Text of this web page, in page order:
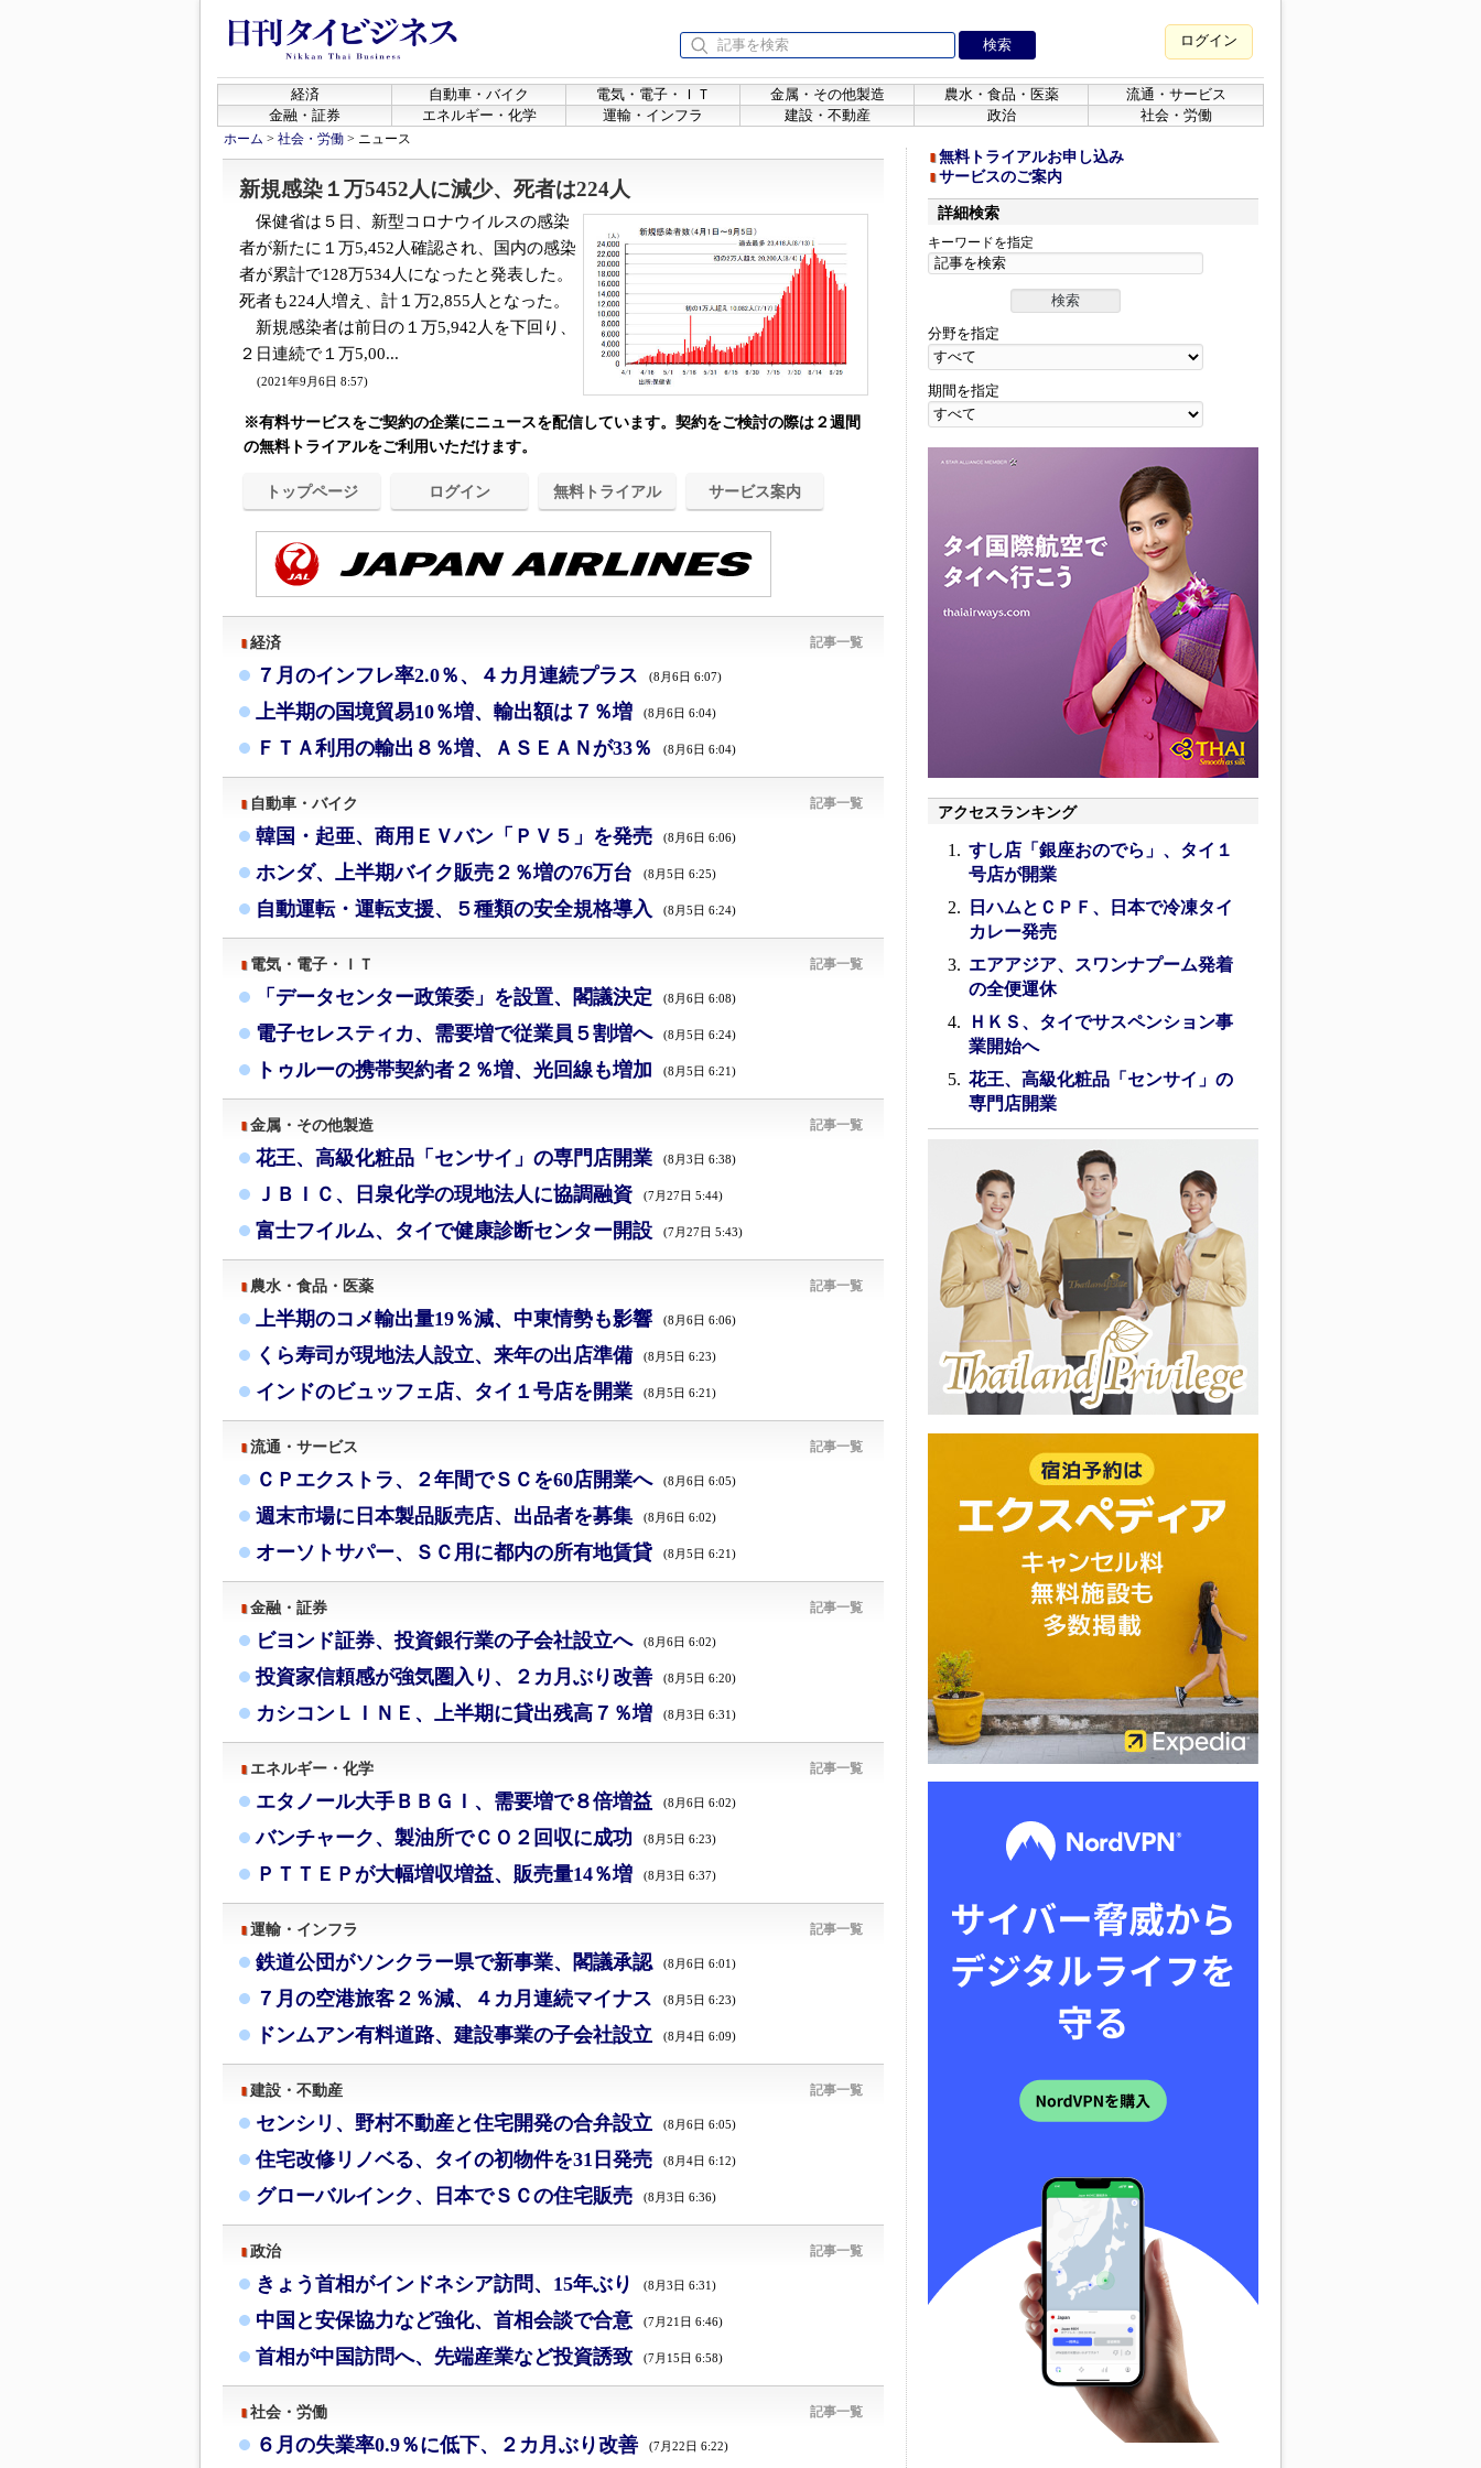
ログイン
経済 自動車・バイク 電気・電子・ＩＴ 金属・その他製造 農水・食品・医薬
流通・サービス
金融・証券
エネルギー・化学 運輸・インフラ 建設・不動産 政治 社会・労働
ホーム > 社会・労働 > ニュース
新規感染１万5452人に減少、死者は224人
保健省は５日、新型コロナウイルスの感染
者が新たに１万5,452人確認され、国内の感染
者が累計で128万534人になったと発表した。
死者も224人増え、計１万2,855人となった。
新規感染者は前日の１万5,942人を下回り、
２日連続で１万5,00...
(2021年9月6日 8:57)
※有料サービスをご契約の企業にニュースを配信しています。契約をご検討の際は２週間
の無料トライアルをご利用いただけます。
トップページ ログイン 無料トライアル サービス案内
経済 記事一覧
７月のインフレ率2.0％、４カ月連続プラス (8月6日 6:07)
上半期の国境貿易10％増、輸出額は７％増 (8月6日 6:04)
ＦＴＡ利用の輸出８％増、ＡＳＥＡＮが33％ (8月6日 6:04)
自動車・バイク 記事一覧
韓国・起亜、商用ＥＶバン「ＰＶ５」を発売 (8月6日 6:06)
ホンダ、上半期バイク販売２％増の76万台 (8月5日 6:25)
自動運転・運転支援、５種類の安全規格導入 (8月5日 6:24)
電気・電子・ＩＴ 記事一覧
「データセンター政策委」を設置、閣議決定 (8月6日 6:08)
電子セレスティカ、需要増で従業員５割増へ (8月5日 6:24)
トゥルーの携帯契約者２％増、光回線も増加 (8月5日 6:21)
金属・その他製造 記事一覧
花王、高級化粧品「センサイ」の専門店開業 (8月3日 6:38)
ＪＢＩＣ、日泉化学の現地法人に協調融資 (7月27日 5:44)
富士フイルム、タイで健康診断センター開設 (7月27日 5:43)
農水・食品・医薬 記事一覧
上半期のコメ輸出量19％減、中東情勢も影響 (8月6日 6:06)
くら寿司が現地法人設立、来年の出店準備 (8月5日 6:23)
インドのビュッフェ店、タイ１号店を開業 (8月5日 6:21)
流通・サービス 記事一覧
ＣＰエクストラ、２年間でＳＣを60店開業へ (8月6日 6:05)
週末市場に日本製品販売店、出品者を募集 (8月6日 6:02)
オーソトサパー、ＳＣ用に都内の所有地賃貸 (8月5日 6:21)
金融・証券 記事一覧
ビヨンド証券、投資銀行業の子会社設立へ (8月6日 6:02)
投資家信頼感が強気圏入り、２カ月ぶり改善 (8月5日 6:20)
カシコンＬＩＮＥ、上半期に貸出残高７％増 (8月3日 6:31)
エネルギー・化学 記事一覧
エタノール大手ＢＢＧＩ、需要増で８倍増益 (8月6日 6:02)
バンチャーク、製油所でＣＯ２回収に成功 (8月5日 6:23)
ＰＴＴＥＰが大幅増収増益、販売量14％増 (8月3日 6:37)
運輸・インフラ 記事一覧
鉄道公団がソンクラー県で新事業、閣議承認 (8月6日 6:01)
７月の空港旅客２％減、４カ月連続マイナス (8月5日 6:23)
ドンムアン有料道路、建設事業の子会社設立 (8月4日 6:09)
建設・不動産 記事一覧
センシリ、野村不動産と住宅開発の合弁設立 (8月6日 6:05)
住宅改修リノベる、タイの初物件を31日発売 (8月4日 6:12)
グローバルインク、日本でＳＣの住宅販売 (8月3日 6:36)
政治 記事一覧
きょう首相がインドネシア訪問、15年ぶり (8月3日 6:31)
中国と安保協力など強化、首相会談で合意 (7月21日 6:46)
首相が中国訪問へ、先端産業など投資誘致 (7月15日 6:58)
社会・労働 記事一覧
６月の失業率0.9％に低下、２カ月ぶり改善 (7月22日 6:22)
無料トライアルお申し込み
サービスのご案内
詳細検索
キーワードを指定
分野を指定
期間を指定
アクセスランキング
すし店「銀座おのでら」、タイ１
号店が開業
日ハムとＣＰＦ、日本で冷凍タイ
カレー発売
エアアジア、スワンナプーム発着
の全便運休
ＨＫＳ、タイでサスペンション事
業開始へ
花王、高級化粧品「センサイ」の
専門店開業